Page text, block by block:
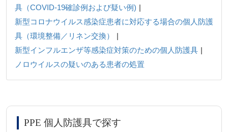
具（COVID-19確診例および疑い例)
新型コロナウイルス感染症患者に対応する場合の個人防護
具（環境整備／リネン交換）
新型インフルエンザ等感染症対策のための個人防護具
ノロウイルスの疑いのある患者の処置
PPE 個人防護具で探す